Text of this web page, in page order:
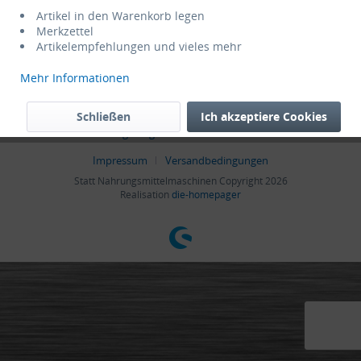
Informationen
* Alle Preise verstehen sich zzgl. Mehrwertsteuer und
wenn nicht anders beschrieben
Admin Cookie settings Händler-Login
Hilfe / Support
Kontakt
Zahlungsmöglichkeiten Datenschutz
AGB
Impressum
Versandbedingungen
Statt Nahrungsmittelmaschinen Copyright 2026
Realisation die-homepager
Artikel in den Warenkorb legen
Merkzettel
Artikelempfehlungen und vieles mehr
Mehr Informationen
Ich akzeptiere Cookies
Schließen